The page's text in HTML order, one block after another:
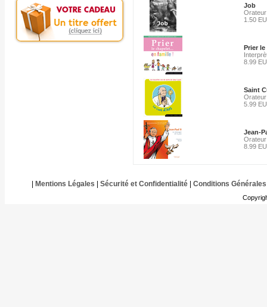
Job
1.50
Prier
8.99
Saint
5.99
Jean-
8.99
Mentions Légales Sécurité et Confidentialité| Conditions Générales